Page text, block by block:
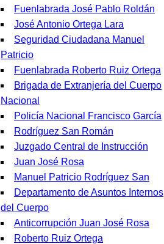
Fuenlabrada José Pablo Roldán
José Antonio Ortega Lara
Seguridad Ciudadana Manuel
Patricio
Fuenlabrada Roberto Ruiz Ortega
Brigada de Extranjería del Cuerpo
Nacional
Policía Nacional Francisco García
Rodríguez San Román
Juzgado Central de Instrucción
Juan José Rosa
Manuel Patricio Rodríguez San
Departamento de Asuntos Internos
del Cuerpo
Anticorrupción Juan José Rosa
Roberto Ruiz Ortega